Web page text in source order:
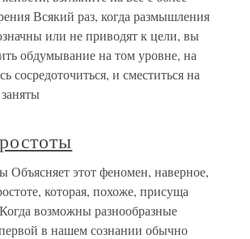
Всякий раз, когда размышления
или не приводят к цели, вы
обдумывание на том уровне, на
сосредоточиться, и сместиться на
Объясняет этот феномен, наверное,
которая, похоже, присуща
возможны разнообразные
в нашем сознании обычно